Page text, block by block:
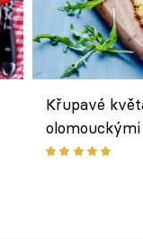
Křupavé
bezlepkový